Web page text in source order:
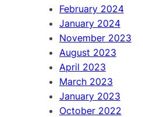
February 2024
January 2024
November 2023
August 2023
April 2023
March 2023
January 2023
October 2022